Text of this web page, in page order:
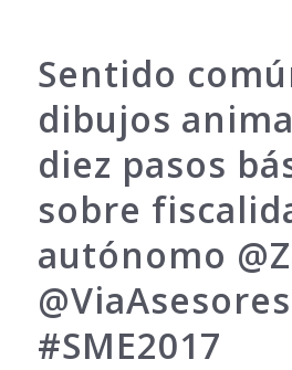
Sentido
dibujos
diez pasos
sobre
autónomo
@ViaAsesores
#SME2017